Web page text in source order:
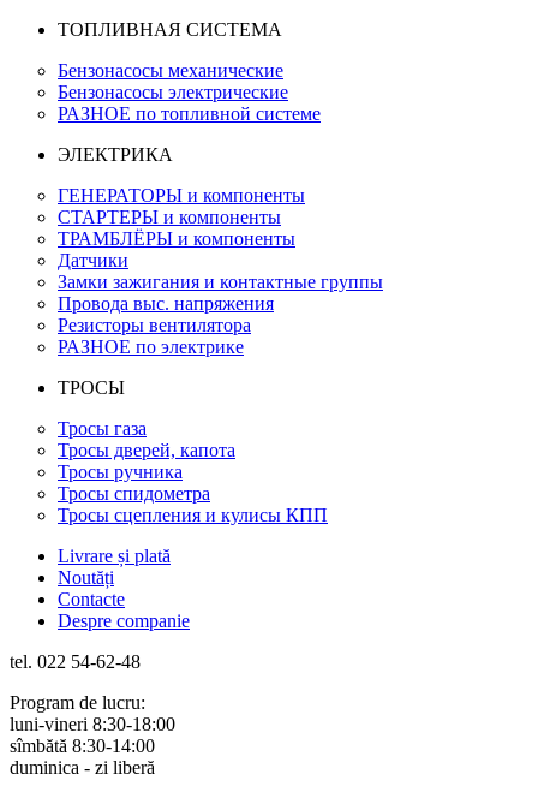
ТОПЛИВНАЯ СИСТЕМА
Бензонасосы механические
Бензонасосы электрические
РАЗНОЕ по топливной системе
ЭЛЕКТРИКА
ГЕНЕРАТОРЫ и компоненты
СТАРТЕРЫ и компоненты
ТРАМБЛЁРЫ и компоненты
Датчики
Замки зажигания и контактные группы
Провода выс. напряжения
Резисторы вентилятора
РАЗНОЕ по электрике
ТРОСЫ
Тросы газа
Тросы дверей, капота
Тросы ручника
Тросы спидометра
Тросы сцепления и кулисы КПП
Livrare și plată
Noutăți
Contacte
Despre companie
tel. 022 54-62-48
Program de lucru:
luni-vineri 8:30-18:00
sîmbătă 8:30-14:00
duminica - zi liberă